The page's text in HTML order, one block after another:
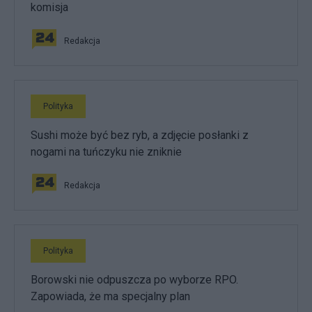
komisja
Redakcja
Polityka
Sushi może być bez ryb, a zdjęcie posłanki z
nogami na tuńczyku nie zniknie
Redakcja
Polityka
Borowski nie odpuszcza po wyborze RPO.
Zapowiada, że ma specjalny plan